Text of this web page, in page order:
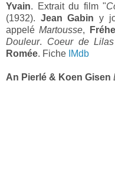
Yvain. Extrait du film "
(1932). Jean Gabin y
appeléMartousse, Fréhel
Douleur. Coeur de Lilas
Romée. Fiche IMdb
An Pierlé & Koen Gisen